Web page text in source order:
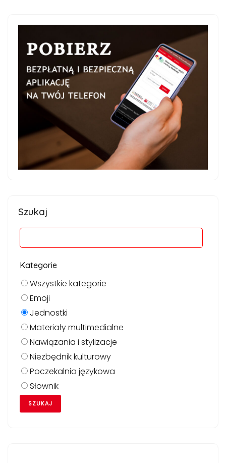
Szukaj
Kategorie
Wszystkie kategorie
Emoji
Jednostki
Materiały multimedialne
Nawiązania i stylizacje
Niezbędnik kulturowy
Poczekalnia językowa
Słownik